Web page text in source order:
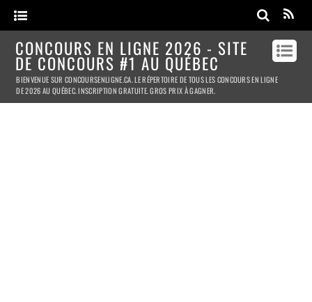
CONCOURS EN LIGNE 2026 - SITE
DE CONCOURS #1 AU QUÉBEC
BIENVENUE SUR CONCOURSENLIGNE.CA. LE RÉPERTOIRE DE TOUS LES CONCOURS EN LIGNE
DE 2026 AU QUÉBEC. INSCRIPTION GRATUITE. GROS PRIX À GAGNER.